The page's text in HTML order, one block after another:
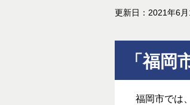
更新日：2021年6月
「福岡
福岡市では